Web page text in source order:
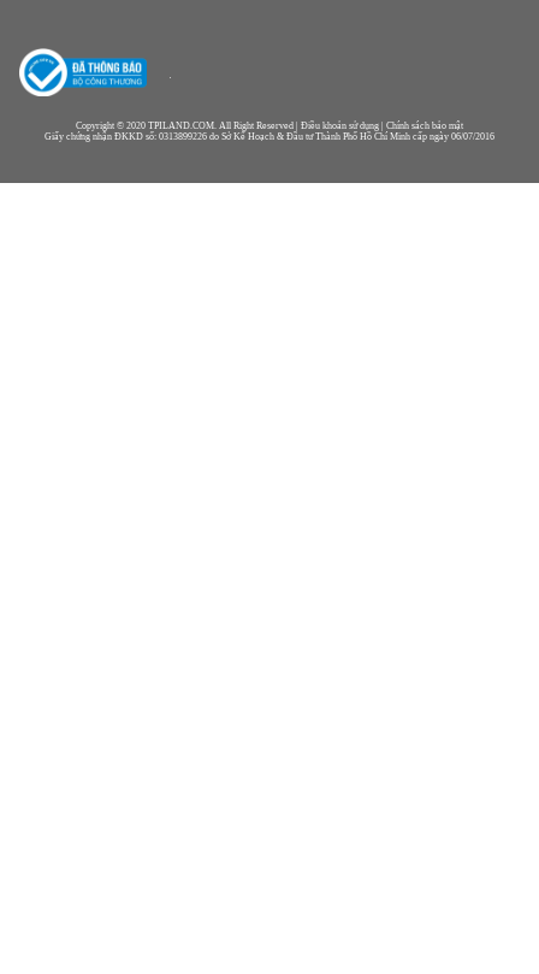
Copyright © 2020 TPILAND.COM. All Right Reserved | Điều khoản sử dụng | Chính sách bảo mật
Giấy chứng nhận ĐKKD số: 0313899226 do Sở Kế Hoạch & Đầu tư Thành Phố Hồ Chí Minh cấp ngày 06/07/2016